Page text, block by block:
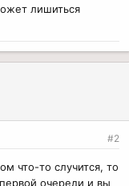
лишиться
#2
что-то случится, то
очереди и вы